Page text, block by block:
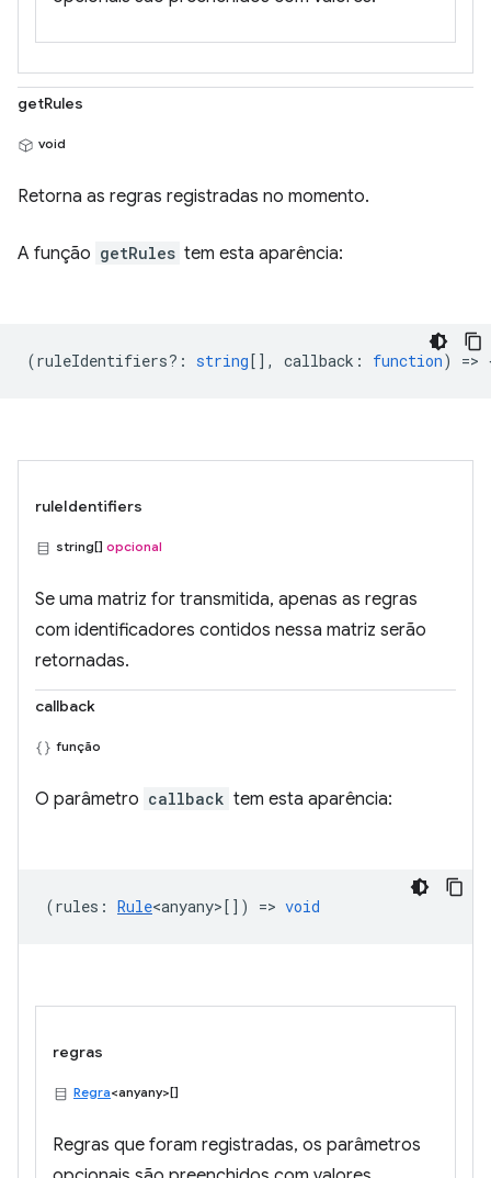
getRules
void
Retorna as regras registradas no momento.
A função getRules tem esta aparência:
(ruleIdentifiers? : string [], callback : function)
ruleIdentifiers
string[] opcional
Se uma matriz for transmitida, apenas as regras
com identificadores contidos nessa matriz serão
retornadas.
callback
função
O parâmetro callback tem esta aparência:
(rules : Rule<anyany> []) => void
regras
Regra<anyany>[]
Regras que foram registradas, os parâmetros